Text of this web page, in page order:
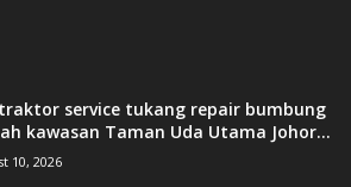
service tukang repair bumbung
kawasan Taman Uda Utama Johor...
10, 2026